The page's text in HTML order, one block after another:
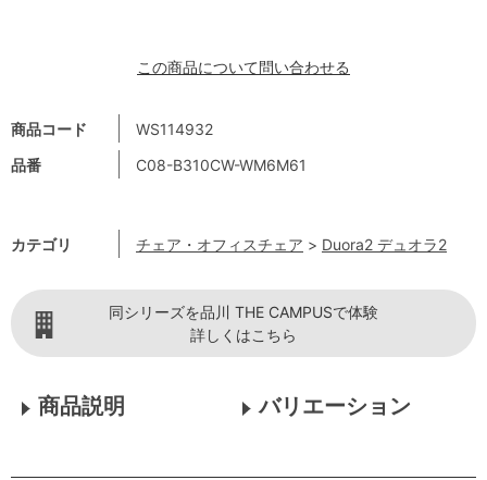
商品コード
WS114932
品番
C08-B310CW-WM6M61
カテゴリ チェア・オフィスチェア > Duora2 デュオラ2
この商品について問い合わせる
同シリーズを品川 THE CAMPUSで体験
詳しくはこちら
商品説明 バリエーション